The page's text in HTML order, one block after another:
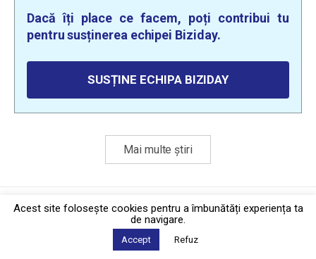
Dacă îți place ce facem, poți contribui tu
pentru susținerea echipei Biziday.
SUSȚINE ECHIPA BIZIDAY
Mai multe știri
Politica de confidențialitate·Contact
2026 © Biziday
Acest site foloseşte cookies pentru a îmbunătăți experiența ta
de navigare.
Accept Refuz